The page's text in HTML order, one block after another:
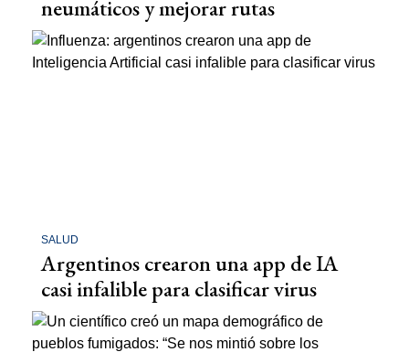
neumáticos y mejorar rutas
SALUD
Argentinos crearon una app de IA
casi infalible para clasificar virus